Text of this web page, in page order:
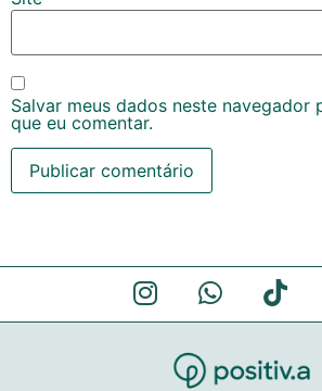
Salvar meus dados neste navegador
que eu comentar.
Alternative: